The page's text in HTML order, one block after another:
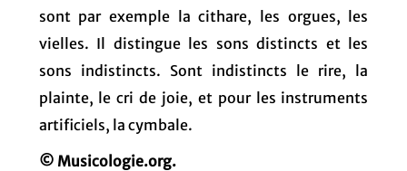
sont par exemple la cithare, les orgues, les
vielles. Il distingue les sons distincts et les
sons indistincts. Sont indistincts le rire, la
plainte, le cri de joie, et pour les instruments
artificiels, la cymbale.
© Musicologie.org.